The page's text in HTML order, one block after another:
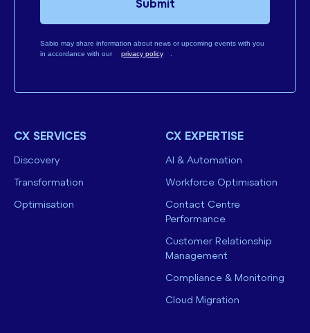
Sabio may share information about news or upcoming events with you
in accordance with our
privacy policy .
Submit
CX SERVICES
Discovery
Transformation
Optimisation
CX EXPERTISE
AI & Automation
Workforce Optimisation
Contact Centre
Performance
Customer Relationship
Management
Compliance & Monitoring
Cloud Migration